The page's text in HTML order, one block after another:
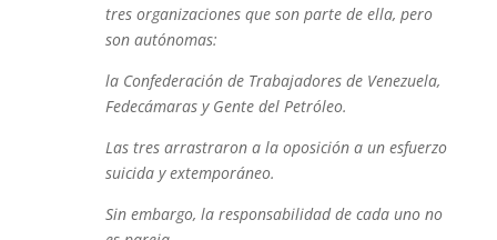
tres organizaciones que son parte de ella, pero
son autónomas:
la Confederación de Trabajadores de Venezuela,
Fedecámaras y Gente del Petróleo.
Las tres arrastraron a la oposición a un esfuerzo
suicida y extemporáneo.
Sin embargo, la responsabilidad de cada uno no